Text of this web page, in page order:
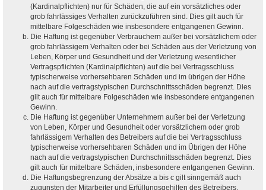
(Kardinalpflichten) nur für Schäden, die auf ein vorsätzliches oder
grob fahrlässiges Verhalten zurückzuführen sind. Dies gilt auch für
mittelbare Folgeschäden wie insbesondere entgangenen Gewinn.
Die Haftung ist gegenüber Verbrauchern außer bei vorsätzlichem oder
grob fahrlässigem Verhalten oder bei Schäden aus der Verletzung von
Leben, Körper und Gesundheit und der Verletzung wesentlicher
Vertragspflichten (Kardinalpflichten) auf die bei Vertragsschluss
typischerweise vorhersehbaren Schäden und im übrigen der Höhe
nach auf die vertragstypischen Durchschnittsschäden begrenzt. Dies
gilt auch für mittelbare Folgeschäden wie insbesondere entgangenen
Gewinn.
Die Haftung ist gegenüber Unternehmern außer bei der Verletzung
von Leben, Körper und Gesundheit oder vorsätzlichem oder grob
fahrlässigem Verhalten des Betreibers auf die bei Vertragsschluss
typischerweise vorhersehbaren Schäden und im Übrigen der Höhe
nach auf die vertragstypischen Durchschnittsschäden begrenzt. Dies
gilt auch für mittelbare Schäden, insbesondere entgangenen Gewinn.
Die Haftungsbegrenzung der Absätze a bis c gilt sinngemäß auch
zugunsten der Mitarbeiter und Erfüllungsgehilfen des Betreibers.